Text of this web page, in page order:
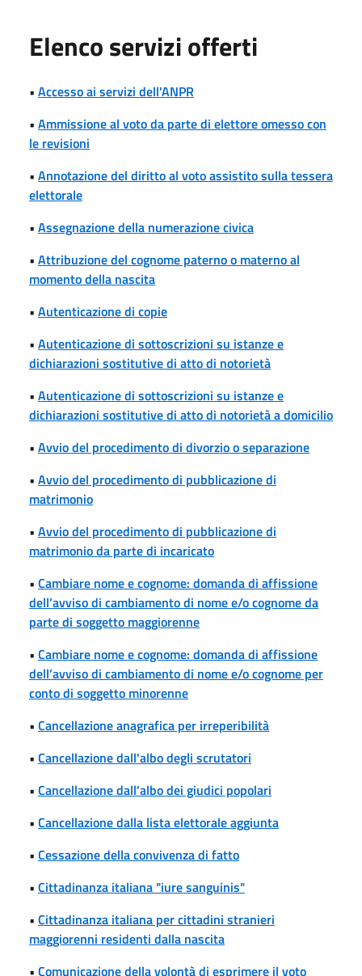
Elenco servizi offerti
• Accesso ai servizi dell'ANPR
• Ammissione al voto da parte di elettore omesso con
le revisioni
• Annotazione del diritto al voto assistito sulla tessera
elettorale
• Assegnazione della numerazione civica
• Attribuzione del cognome paterno o materno al
momento della nascita
• Autenticazione di copie
• Autenticazione di sottoscrizioni su istanze e
dichiarazioni sostitutive di atto di notorietà
• Autenticazione di sottoscrizioni su istanze e
dichiarazioni sostitutive di atto di notorietà a domicilio
• Avvio del procedimento di divorzio o separazione
• Avvio del procedimento di pubblicazione di
matrimonio
• Avvio del procedimento di pubblicazione di
matrimonio da parte di incaricato
• Cambiare nome e cognome: domanda di affissione
dell’avviso di cambiamento di nome e/o cognome da
parte di soggetto maggiorenne
• Cambiare nome e cognome: domanda di affissione
dell’avviso di cambiamento di nome e/o cognome per
conto di soggetto minorenne
• Cancellazione anagrafica per irreperibilità
• Cancellazione dall'albo degli scrutatori
• Cancellazione dall'albo dei giudici popolari
• Cancellazione dalla lista elettorale aggiunta
• Cessazione della convivenza di fatto
• Cittadinanza italiana "iure sanguinis"
• Cittadinanza italiana per cittadini stranieri
maggiorenni residenti dalla nascita
• Comunicazione della volontà di esprimere il voto